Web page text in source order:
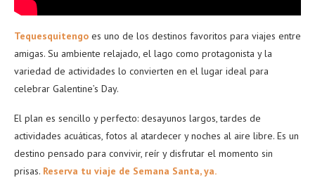
Tequesquitengo es uno de los destinos favoritos para viajes entre
amigas. Su ambiente relajado, el lago como protagonista y la
variedad de actividades lo convierten en el lugar ideal para
celebrar Galentine’s Day.
El plan es sencillo y perfecto: desayunos largos, tardes de
actividades acuáticas, fotos al atardecer y noches al aire libre. Es un
destino pensado para convivir, reír y disfrutar el momento sin
prisas. Reserva tu viaje de Semana Santa, ya.